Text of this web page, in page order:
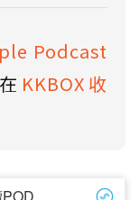
Podcast
KKBOX收